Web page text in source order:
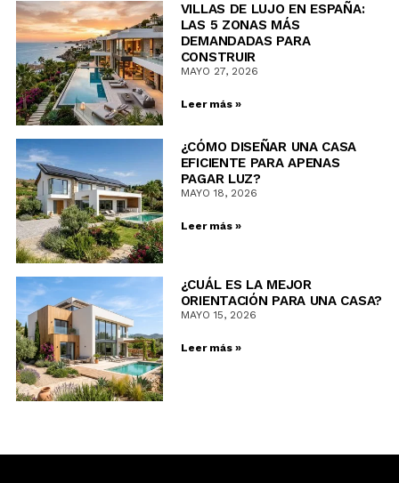
VILLAS DE LUJO EN ESPAÑA:
LAS 5 ZONAS MÁS
DEMANDADAS PARA
CONSTRUIR
MAYO 27, 2026
Leer más »
¿CÓMO DISEÑAR UNA CASA
EFICIENTE PARA APENAS
PAGAR LUZ?
MAYO 18, 2026
Leer más »
¿CUÁL ES LA MEJOR
ORIENTACIÓN PARA UNA CASA?
MAYO 15, 2026
Leer más »